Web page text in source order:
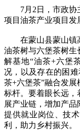
7月2日，市政协
项目油茶产业项目发
在蒙山县蒙山镇高
油茶树与六堡茶树生
解基地“油茶+六堡
况，以及存在的困
茶+六堡茶”融合发
标杆。要着眼长远，
展产业链，增加产
提供就业岗位、技
利，助力乡村振兴。